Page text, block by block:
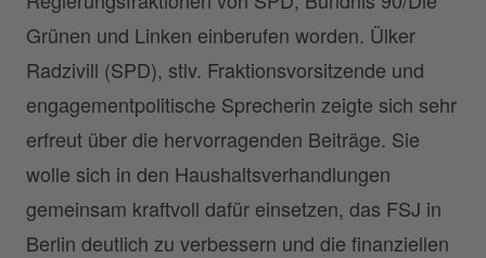
Grünen und Linken einberufen worden. Ülker
Radzivill (SPD), stlv. Fraktionsvorsitzende und
engagementpolitische Sprecherin zeigte sich sehr
erfreut über die hervorragenden Beiträge. Sie
wolle sich in den Haushaltsverhandlungen
gemeinsam kraftvoll dafür einsetzen, das FSJ in
Berlin deutlich zu verbessern und die finanziellen